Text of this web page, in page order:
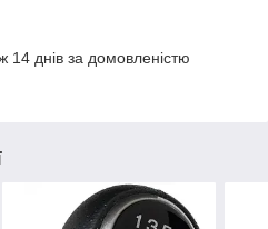
днів за домовленістю